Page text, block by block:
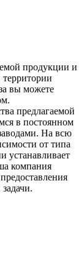
продукции и
вы можете
предлагаемой
в постоянном
На всю
от типа
устанавливает
компания